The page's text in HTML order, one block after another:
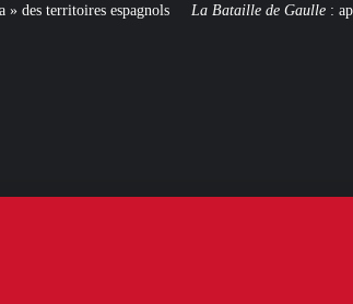
La Bataille de Gaulle: après le film, les livres !